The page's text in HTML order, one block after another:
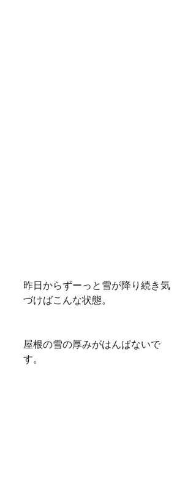
昨日からずーっと雪が降り続き気
づけばこんな状態。
屋根の雪の厚みがはんぱないで
す。